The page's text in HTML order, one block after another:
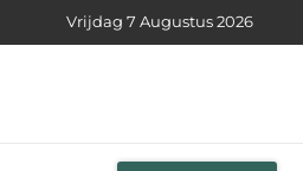
Vrijdag 7 Augustus 2026